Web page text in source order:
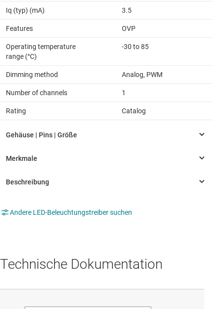
Iq (typ) (mA) 3.5
Features OVP
Operating temperature
range (°C)
-30 to 85
Dimming method Analog, PWM
Number of channels 1
Rating Catalog
Andere LED-Beleuchtungstreiber suchen
Technische Dokumentation